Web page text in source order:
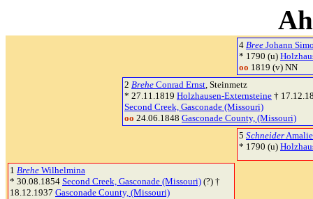
4 Bree Johann
* 1790 (u)
oo 1819 (v) NN
2 Brehe Conrad Ernst, Steinmetz
* 27.11.1819 Holzhausen-Externsteine †
Second Creek, Gasconade (Missouri)
oo 24.06.1848 Gasconade County, (Missouri)
5 SchneiderAmalie
* 1790 (u)
1 Brehe Wilhelmina
* 30.08.1854 Second Creek, Gasconade (Missouri) (?) †
18.12.1937 Gasconade County, (Missouri)